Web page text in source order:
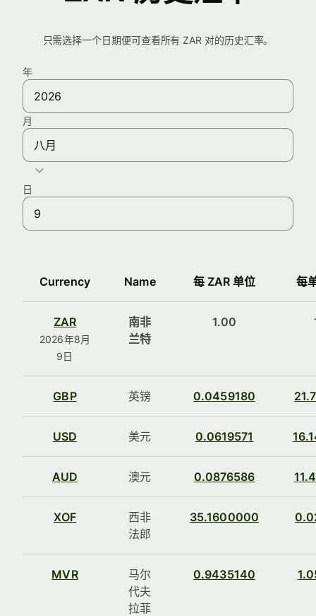
只需选择一个日期便可查看所有 ZAR 对的历史汇率。
年
月
八月
日
Currency Name 每 ZAR 单位 每
ZAR
2026年8月
9日
南非
兰特
1.00
GBP 英镑 0.0459180
USD 美元 0.0619571
AUD 澳元 0.0876586
XOF
西非
法郎
35.1600000
MVR
马尔
代夫
拉菲
0.9435140